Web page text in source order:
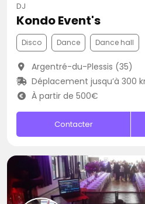
DJ
Kondo Event's
Disco Dance Dance hall
Argentré-du-Plessis (35)
Déplacement jusqu’à 300
À partir de 500€
Contacter